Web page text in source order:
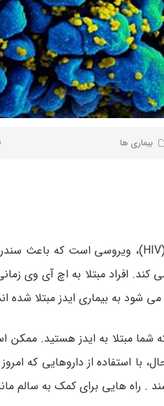
بیماری ها
کند. افراد مبتلا به اچ آی وی
شما مبتلا به ایدز هستید.
با استفاده از داروهایی
. راه هایی برای کمک به سالم